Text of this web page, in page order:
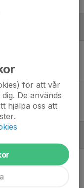
för att vår
De används
hjälpa oss att